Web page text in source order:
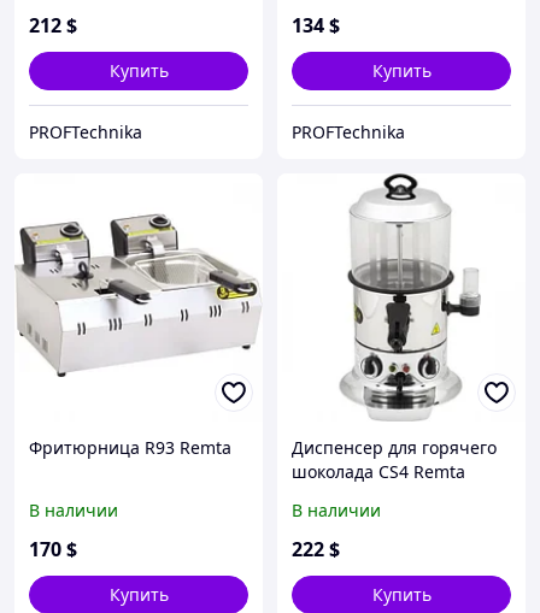
212$
Купить
PROFTechnika
134$
Купить
PROFTechnika
Фритюрница R93 Remta
В наличии
170$
Купить
Диспенсер для горячего
шоколада CS4 Remta
В наличии
222$
Купить